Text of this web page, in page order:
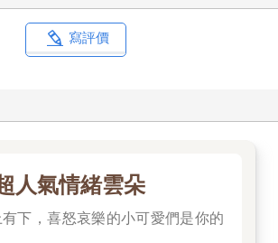
寫評價
人氣情緒雲朵
下，喜怒哀樂的小可愛們是你的